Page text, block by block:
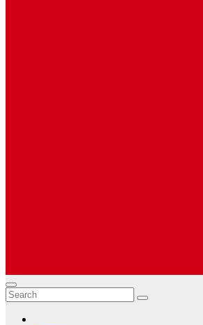
Dugopolje Portal
Najnovije vijesti Hrvatske, Dalmacije i Svijeta